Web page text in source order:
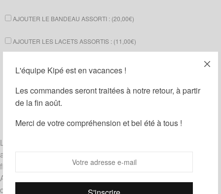
L'équipe Kipé est en vacances !
Les commandes seront traitées à notre retour, à partir
de la fin août.
Merci de votre compréhension et bel été à tous !
AJOUTER LE BANDEAU ASSORTI : (20,00€)
AJOUTER LES LACETS ASSORTIS : (11,00€)
Ajouter au panier
Ajouter à ma liste d'envies
UGS :ND Catégories :Chèche,Chèche, Femme, Homme
Le chèche mixte dans lequel on aime se cocooner. Doublé
avec un tissu coton et cousu avec un croquet coloré pour une
finition agréable, il sera parfait pour la mi saison.
Accessoires qui feront la différence les chèches en wax sont
de rigueur pour cette mi saison. Ils vous assureront un style